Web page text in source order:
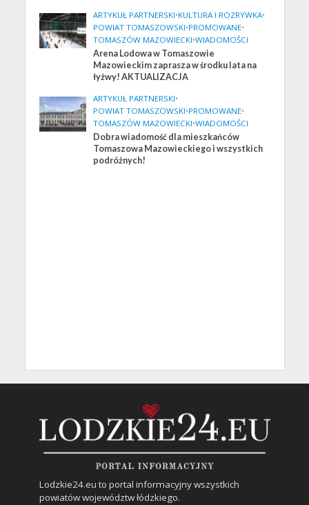
ARTYKUŁ PARTNERSKI•KULTURA I ROZRYWKA•
POWIAT TOMASZOWSKI•PROMOWANE•
TOMASZÓW MAZOWIECKI•WIADOMOŚCI
Arena Lodowa w Tomaszowie
Mazowieckim zaprasza w środku lata na
łyżwy! AKTUALIZACJA
ARTYKUŁ PARTNERSKI•
POWIAT TOMASZOWSKI•PROMOWANE•
TOMASZÓW MAZOWIECKI•WIADOMOŚCI
Dobra wiadomość dla mieszkańców
Tomaszowa Mazowieckiego i wszystkich
podróżnych!
Lodzkie24.eu to portal informacyjny wszystkich
powiatów województw łódzkiego.